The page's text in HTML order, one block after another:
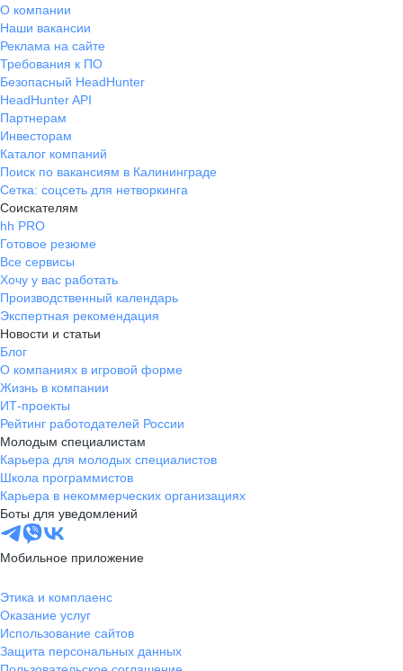
О компании
Наши вакансии
Реклама на сайте
Требования к ПО
Безопасный HeadHunter
HeadHunter API
Партнерам
Инвесторам
Каталог компаний
Поиск по вакансиям в Калининграде
Сетка: соцсеть для нетворкинга
Соискателям
hh PRO
Готовое резюме
Все сервисы
Хочу у вас работать
Производственный календарь
Экспертная рекомендация
Новости и статьи
Блог
О компаниях в игровой форме
Жизнь в компании
ИТ-проекты
Рейтинг работодателей России
Молодым специалистам
Карьера для молодых специалистов
Школа программистов
Карьера в некоммерческих организациях
Боты для уведомлений
Мобильное приложение
Этика и комплаенс
Оказание услуг
Использование сайтов
Защита персональных данных